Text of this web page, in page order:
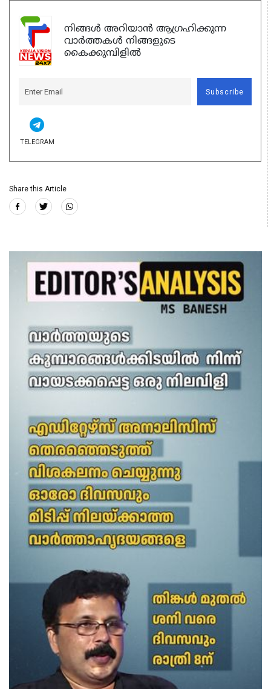
നിങ്ങൾ അറിയാൻ ആഗ്രഹിക്കുന്ന
വാർത്തകൾ നിങ്ങളുടെ
കൈക്കുമ്പിളിൽ
Subscribe
TELEGRAM
Share this Article